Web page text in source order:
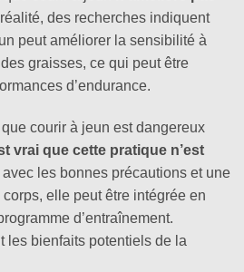
des recherches indiquent
peut améliorer la sensibilité à
des graisses, ce qui peut être
d’endurance.
courir à jeun est dangereux
vrai que cette pratique n’est
avec les bonnes précautions et une
elle peut être intégrée en
d’entraînement.
les bienfaits potentiels de la